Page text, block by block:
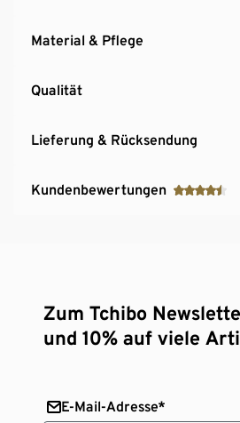
Material & Pflege
Qualität
Lieferung & Rücksendung
Kundenbewertungen
Zum Tchibo
und 10% auf viele
E-Mail-Adresse*